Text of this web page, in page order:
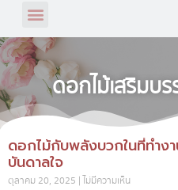
ดอกไม้เสริมบ
ดอกไม้กับพลังบวกในที่ทำง
บันดาลใจ
ตุลาคม 20, 2025 ไม่มีความเห็น